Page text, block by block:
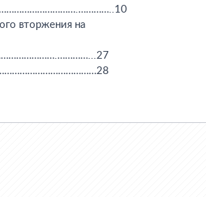
вторжения на